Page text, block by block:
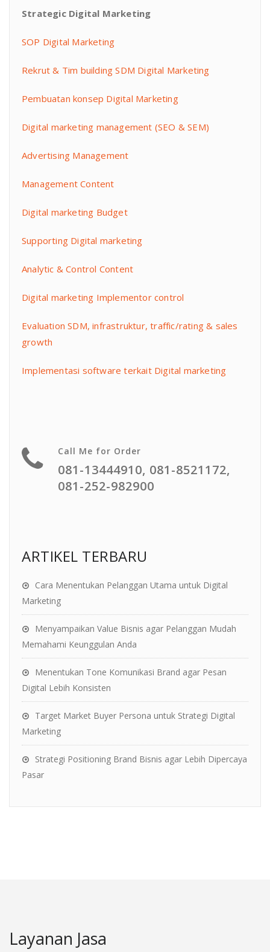
Strategic Digital Marketing
SOP Digital Marketing
Rekrut & Tim building SDM Digital Marketing
Pembuatan konsep Digital Marketing
Digital marketing management (SEO & SEM)
Advertising Management
Management Content
Digital marketing Budget
Supporting Digital marketing
Analytic & Control Content
Digital marketing Implementor control
Evaluation SDM, infrastruktur, traffic/rating & sales
growth
Implementasi software terkait Digital marketing
Call Me for Order
081-13444910, 081-8521172,
081-252-982900
ARTIKEL TERBARU
Cara Menentukan Pelanggan Utama untuk Digital
Marketing
Menyampaikan Value Bisnis agar Pelanggan Mudah
Memahami Keunggulan Anda
Menentukan Tone Komunikasi Brand agar Pesan
Digital Lebih Konsisten
Target Market Buyer Persona untuk Strategi Digital
Marketing
Strategi Positioning Brand Bisnis agar Lebih Dipercaya
Pasar
Layanan Jasa